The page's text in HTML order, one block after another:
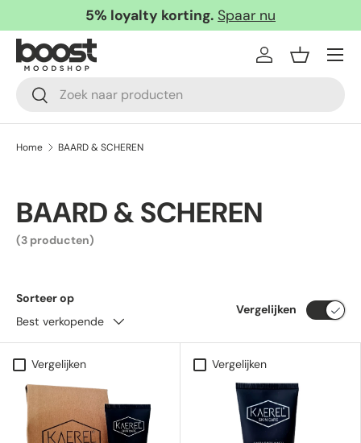
Ga naar inhoud
5% loyalty korting. Spaar nu
Zoeken
Zoeken
InloggenMandje
Menu
Home BAARD & SCHEREN
BAARD & SCHEREN
(3 producten)
Sorteer op
Best verkopende
Vergelijken
Vergelijken Vergelijken